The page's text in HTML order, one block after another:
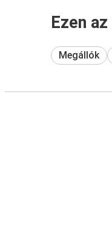
Ezen
Megállók